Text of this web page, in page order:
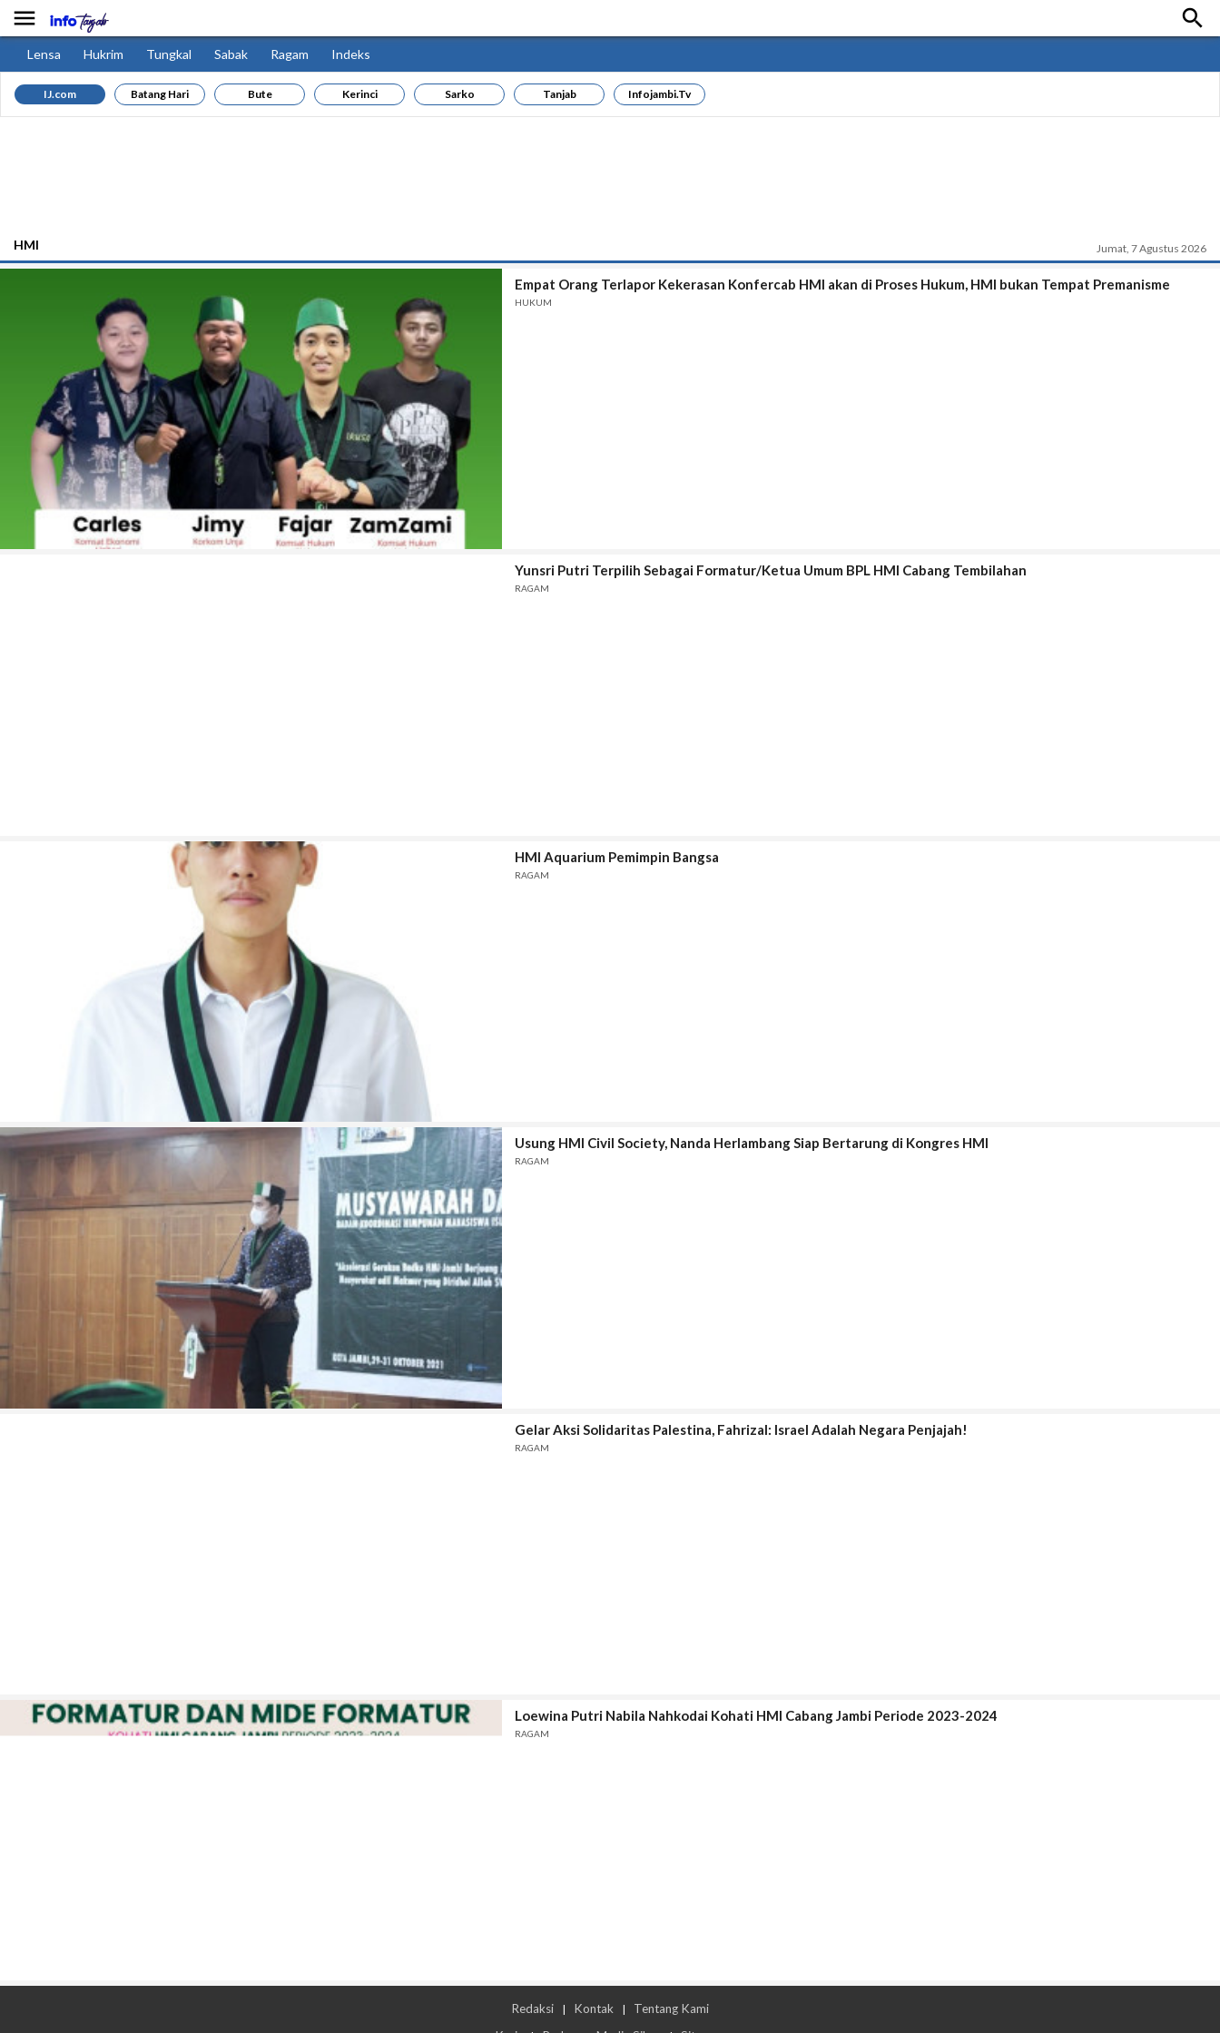
 
Lensa Hukrim Tungkal Sabak Ragam Indeks
IJ.com Batang Hari Bute Kerinci Sarko Tanjab Infojambi.tv
HMI Jumat, 7 Agustus 2026
Empat Orang Terlapor Kekerasan Konfercab HMI akan di Proses Hukum, HMI bukan Tempat Premanisme
HUKUM
Yunsri Putri Terpilih Sebagai Formatur/Ketua Umum BPL HMI Cabang Tembilahan
RAGAM
HMI Aquarium Pemimpin Bangsa
RAGAM
Usung HMI Civil Society, Nanda Herlambang Siap Bertarung di Kongres HMI
RAGAM
Gelar Aksi Solidaritas Palestina, Fahrizal: Israel Adalah Negara Penjajah!
RAGAM
Loewina Putri Nabila Nahkodai Kohati HMI Cabang Jambi Periode 2023-2024
RAGAM
Redaksi | Kontak |
Tentang Kami